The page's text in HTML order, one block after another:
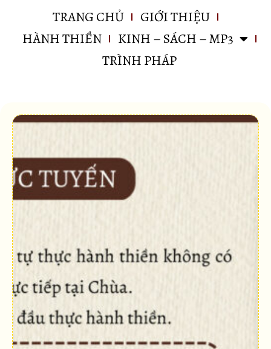
TRANG CHỦ
GIỚI THIỆU
HÀNH THIỀN
KINH – SÁCH – MP3
TRÌNH PHÁP